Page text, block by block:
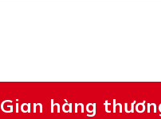
Gian hàng